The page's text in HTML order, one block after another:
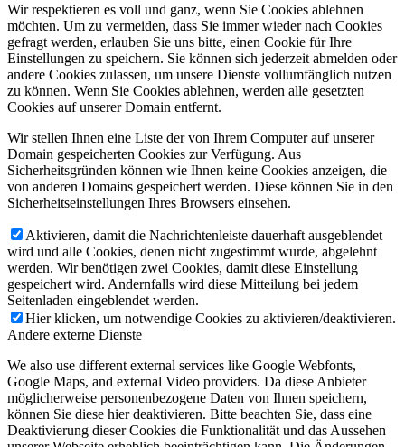
Wir respektieren es voll und ganz, wenn Sie Cookies ablehnen
möchten. Um zu vermeiden, dass Sie immer wieder nach Cookies
gefragt werden, erlauben Sie uns bitte, einen Cookie für Ihre
Einstellungen zu speichern. Sie können sich jederzeit abmelden oder
andere Cookies zulassen, um unsere Dienste vollumfänglich nutzen
zu können. Wenn Sie Cookies ablehnen, werden alle gesetzten
Cookies auf unserer Domain entfernt.
Wir stellen Ihnen eine Liste der von Ihrem Computer auf unserer
Domain gespeicherten Cookies zur Verfügung. Aus
Sicherheitsgründen können wie Ihnen keine Cookies anzeigen, die
von anderen Domains gespeichert werden. Diese können Sie in den
Sicherheitseinstellungen Ihres Browsers einsehen.
Aktivieren, damit die Nachrichtenleiste dauerhaft ausgeblendet
wird und alle Cookies, denen nicht zugestimmt wurde, abgelehnt
werden. Wir benötigen zwei Cookies, damit diese Einstellung
gespeichert wird. Andernfalls wird diese Mitteilung bei jedem
Seitenladen eingeblendet werden.
Hier klicken, um notwendige Cookies zu aktivieren/deaktivieren.
Andere externe Dienste
We also use different external services like Google Webfonts,
Google Maps, and external Video providers. Da diese Anbieter
möglicherweise personenbezogene Daten von Ihnen speichern,
können Sie diese hier deaktivieren. Bitte beachten Sie, dass eine
Deaktivierung dieser Cookies die Funktionalität und das Aussehen